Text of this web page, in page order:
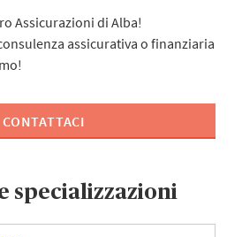
Assicurazioni di Alba!
assicurativa o finanziaria
CONTATTACI
specializzazioni